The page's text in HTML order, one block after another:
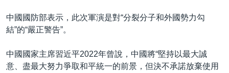
中國國防部表示，此次軍演是對“分裂分子和外國勢力勾
結”的“嚴正警告”。
中國國家主席習近平2022年曾說，中國將“堅持以最大誠
意、盡最大努力爭取和平統一的前景，但決不承諾放棄使用